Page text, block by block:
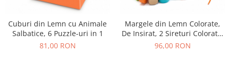
Cuburi din Lemn cu Animale
Salbatice, 6 Puzzle-uri in 1
81,00 RON
Margele din Lemn Colorate,
De Insirat, 2 Sireturi Colorate,
24 Margele
96,00 RON